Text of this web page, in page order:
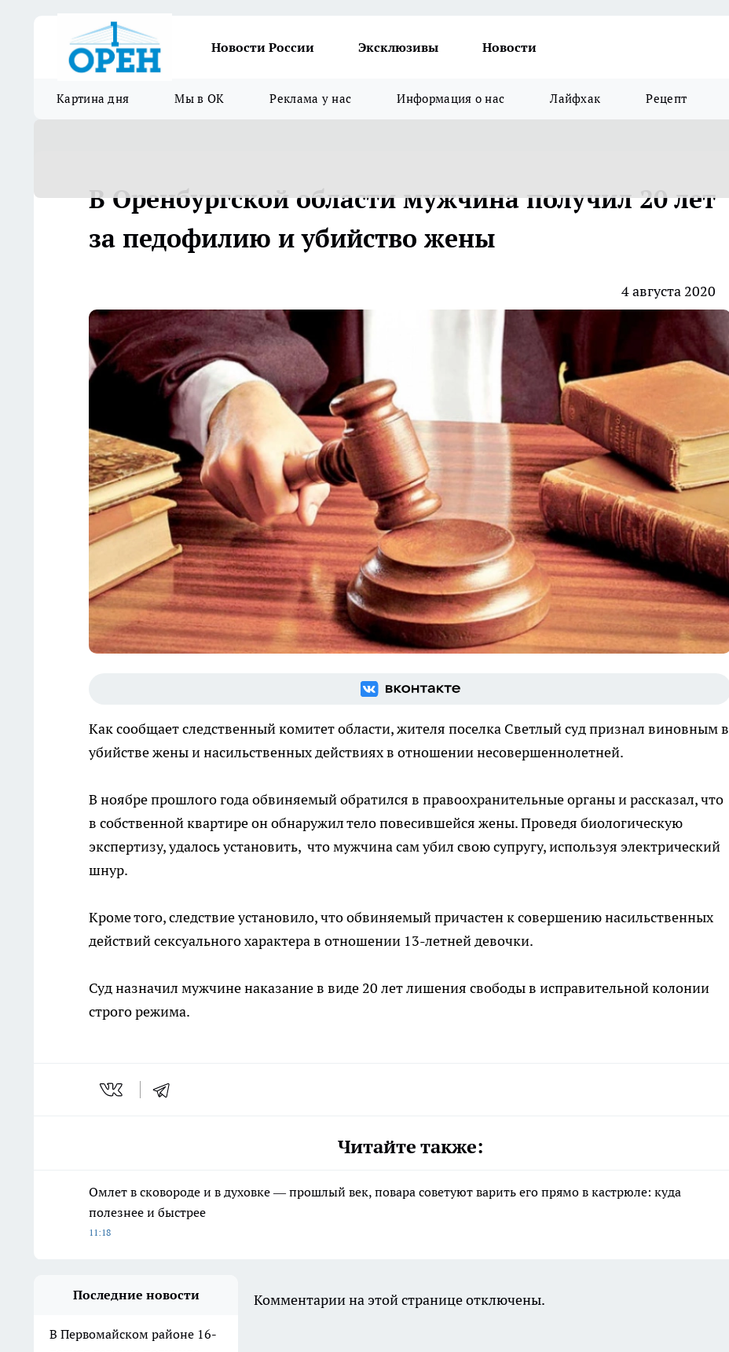
Новости России Эксклюзивы Новости
Картина дня Мы в ОК Реклама у нас Информация о нас Лайфхак Рецепт
В Оренбургской области мужчина получил 20 лет
за педофилию и убийство жены
4 августа 2020
Как сообщает следственный комитет области, жителя поселка Светлый суд признал виновным в
убийстве жены и насильственных действиях в отношении несовершеннолетней.
В ноябре прошлого года обвиняемый обратился в правоохранительные органы и рассказал, что
в собственной квартире он обнаружил тело повесившейся жены. Проведя биологическую
экспертизу, удалось установить, что мужчина сам убил свою супругу, используя электрический
шнур.
Кроме того, следствие установило, что обвиняемый причастен к совершению насильственных
действий сексуального характера в отношении 13-летней девочки.
Суд назначил мужчине наказание в виде 20 лет лишения свободы в исправительной колонии
строго режима.
Читайте также:
Омлет в сковороде и в духовке — прошлый век, повара советуют варить его прямо в кастрюле: куда
полезнее и быстрее
11:18
Последние новости
В Первомайском районе 16-
Комментарии на этой странице отключены.